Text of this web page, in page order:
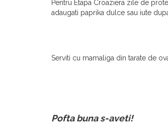
Pentru Etapa Croaziera zile de
adaugati paprika dulce sau iute
Serviti cu mamaliga din tarate de
Pofta buna s-aveti!